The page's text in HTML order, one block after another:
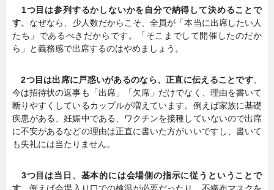
1つ目は参列するかしないかを自分で納得して決めることで
す。なぜなら、少人数だからこそ、全員が「本当に出席したい人
たち」であるべきだからです。「そこまでして開催したのだか
ら」と義務感で出席するのはやめましょう。
2つ目は出席に戸惑いがあるのなら、正直に伝えることです。
今は招待状の返事も「出席」「欠席」だけでなく、理由を書いて
断りやすくしているカップルが増えています。例えば家族に基礎
疾患がある、妊娠中である、ワクチンを接種していないので出席
に不安があるなどの理由は正直に書いた方がいいですし、書いて
も失礼には当たりません。
3つ目は当日、基本的には会場側の指示に従うということで
す。例えば会場入り口での検温が必要だったり、不織布マスクを